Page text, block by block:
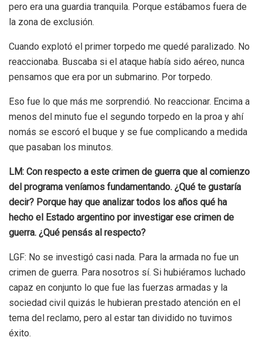
pero era una guardia tranquila. Porque estábamos fuera de
la zona de exclusión.
Cuando explotó el primer torpedo me quedé paralizado. No
reaccionaba. Buscaba si el ataque había sido aéreo, nunca
pensamos que era por un submarino. Por torpedo.
Eso fue lo que más me sorprendió. No reaccionar. Encima a
menos del minuto fue el segundo torpedo en la proa y ahí
nomás se escoró el buque y se fue complicando a medida
que pasaban los minutos.
LM: Con respecto a este crimen de guerra que al comienzo
del programa veníamos fundamentando. ¿Qué te gustaría
decir? Porque hay que analizar todos los años qué ha
hecho el Estado argentino por investigar ese crimen de
guerra. ¿Qué pensás al respecto?
LGF: No se investigó casi nada. Para la armada no fue un
crimen de guerra. Para nosotros sí. Si hubiéramos luchado
capaz en conjunto lo que fue las fuerzas armadas y la
sociedad civil quizás le hubieran prestado atención en el
tema del reclamo, pero al estar tan dividido no tuvimos
éxito.